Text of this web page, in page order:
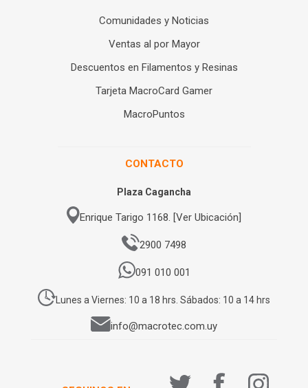
Comunidades y Noticias
Ventas al por Mayor
Descuentos en Filamentos y Resinas
Tarjeta MacroCard Gamer
MacroPuntos
CONTACTO
Plaza Cagancha
Enrique Tarigo 1168. [Ver Ubicación]
2900 7498
091 010 001
Lunes a Viernes: 10 a 18 hrs. Sábados: 10 a 14 hrs
info@macrotec.com.uy